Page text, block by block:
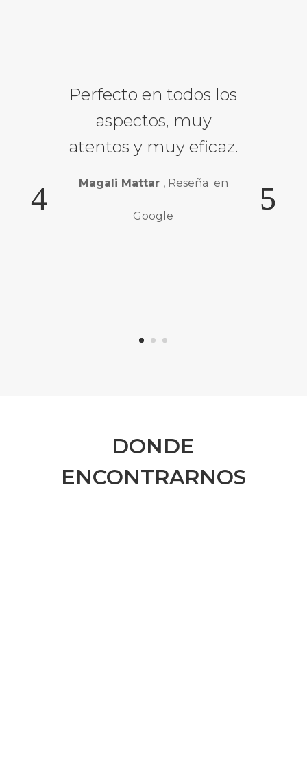
Perfecto en todos los
aspectos, muy
atentos y muy eficaz.
Magali Mattar , Reseña en
Google
DONDE
ENCONTRARNOS